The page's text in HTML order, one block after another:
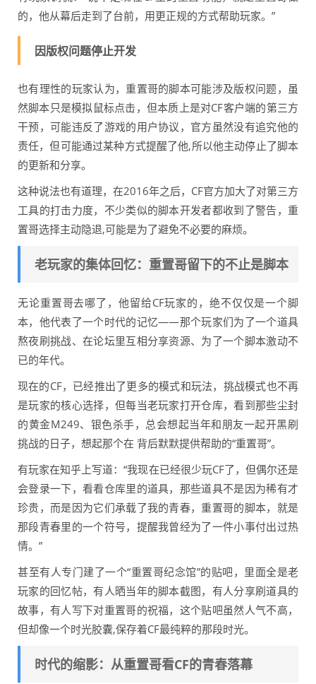
的，他从幕后走到了台前，用更正规的方式帮助玩家。”
因版权问题停止开发
也有理性的玩家认为，重置哥的脚本可能涉及版权问题，虽
然脚本只是模拟鼠标点击，但本质上是对CF客户端的第三方
干预，可能违反了游戏的用户协议，官方虽然没有追究他的
责任，但可能通过某种方式提醒了他,所以他主动停止了脚本
的更新和分享。
这种说法也有道理，在2016年之后，CF官方加大了对第三方
工具的打击力度，不少类似的脚本开发者都收到了警告，重
置哥选择主动隐退,可能是为了避免不必要的麻烦。
老玩家的集体回忆：重置哥留下的不止是脚本
无论重置哥去哪了，他留给CF玩家的，绝不仅仅是一个脚
本，他代表了一个时代的记忆——那个玩家们为了一个道具
熬夜刷挑战、在论坛里互相分享资源、为了一个脚本激动不
已的年代。
现在的CF，已经推出了更多的模式和玩法，挑战模式也不再
是玩家的核心选择，但每当老玩家打开仓库，看到那些尘封
的黄金M249、银色杀手，总会想起当年和朋友一起开黑刷
挑战的日子，想起那个在 背后默默提供帮助的“重置哥”。
有玩家在知乎上写道：“我现在已经很少玩CF了，但偶尔还是
会登录一下，看看仓库里的道具，那些道具不是因为稀有才
珍贵，而是因为它们承载了我的青春，重置哥的脚本，就是
那段青春里的一个符号，提醒我曾经为了一件小事付出过热
情。”
甚至有人专门建了一个“重置哥纪念馆”的贴吧，里面全是老
玩家的回忆帖，有人晒当年的脚本截图，有人分享刷道具的
故事，有人写下对重置哥的祝福，这个贴吧虽然人气不高，
但却像一个时光胶囊,保存着CF最纯粹的那段时光。
时代的缩影：从重置哥看CF的青春落幕